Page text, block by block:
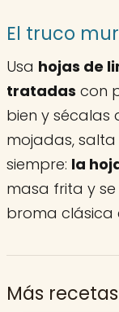
El truco
Usa hojas de
tratadas con
bien y sécalas
mojadas,
siempre: la
masa frita y se
broma clásica
Más